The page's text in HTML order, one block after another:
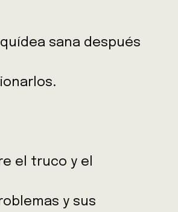
sana después
el truco y el
y sus